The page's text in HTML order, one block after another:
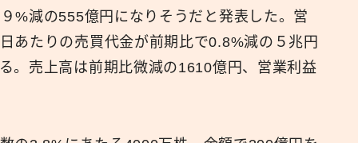
国内
危機管理
%減の555億円になりそうだと発表した。営
あたりの売買代金が前期比で0.8%減の５兆円
。売上高は前期比微減の1610億円、営業利益